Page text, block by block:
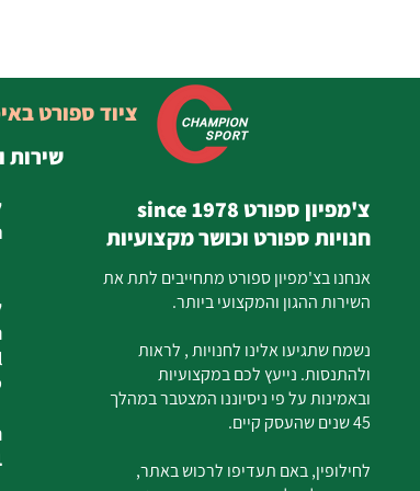
צ'מפיון ספורט since 1978
חנויות ספורט וכושר מקצועיות
אנחנו בצ'מפיון ספורט מתחייבים לתת את
השירות ההגון והמקצועי ביותר.
נשמח שתגיעו אלינו לחנויות , לראות
ולהתנסות. נייעץ לכם במקצועיות
ובאמינות על פי ניסיוננו המצטבר במהלך
45 שנים שהעסק קיים.
לחילופין, באם תעדיפו לרכוש באתר,
שירות
ציוד ספורט